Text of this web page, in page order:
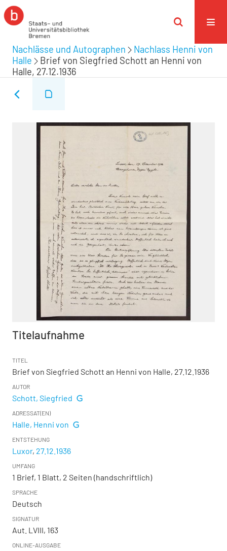
Nachlässe und Autographen
Nachlass Henni von
Halle
Brief von Siegfried Schott an Henni von
Halle, 27.12.1936
Titelaufnahme
TITEL
Brief von Siegfried Schott an Henni von Halle, 27.12.1936
AUTOR
Schott, Siegfried
ADRESSAT(EN)
Halle, Henni von
ENTSTEHUNG
Luxor, 27.12.1936
UMFANG
1 Brief, 1 Blatt, 2 Seiten (handschriftlich)
SPRACHE
Deutsch
SIGNATUR
Aut. LVIII, 163
ONLINE-AUSGABE